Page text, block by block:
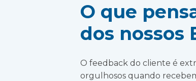
O que
dos nossos
O feedback do cliente é
orgulhosos quando